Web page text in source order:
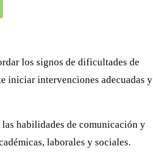
los signos de dificultades de
iniciar intervenciones adecuadas y
habilidades de comunicación y
laborales y sociales.